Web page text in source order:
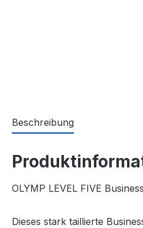
Beschreibung
OLYMP LEVEL FIVE
Dieses stark taillierte